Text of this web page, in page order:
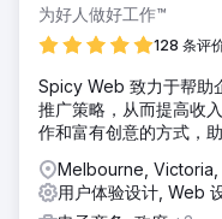
为好人做好工作™
128 条评
Spicy Web 致力于帮助
推广策略，从而提高收
作和富有创意的方式，
Melbourne, Victoria,
用户体验设计, Web